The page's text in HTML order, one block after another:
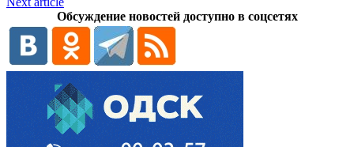
Обсуждение новостей доступно в соцсетях